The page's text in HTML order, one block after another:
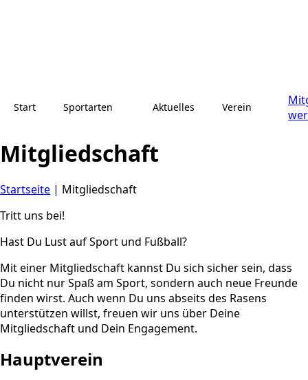
Start Sportarten Aktuelles Verein
Mitgliedschaft
Startseite | Mitgliedschaft
Tritt uns bei!
Hast Du Lust auf Sport und Fußball?
Mit einer Mitgliedschaft kannst Du sich sicher sein, dass
Du nicht nur Spaß am Sport, sondern auch neue Freunde
finden wirst. Auch wenn Du uns abseits des Rasens
unterstützen willst, freuen wir uns über Deine
Mitgliedschaft und Dein Engagement.
Hauptverein